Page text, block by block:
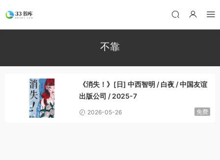
不靠
《消失！》[日] 中西智明 / 白夜 / 中国友谊
出版公司 / 2025-7
2026-05-26 免费